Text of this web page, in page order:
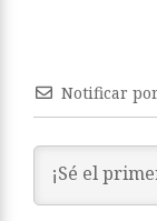
Notificar